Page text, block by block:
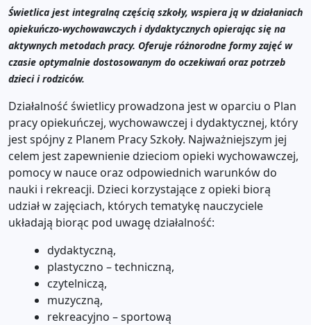
Świetlica jest integralną częścią szkoły, wspiera ją w działaniach
opiekuńczo-wychowawczych i dydaktycznych opierając się na
aktywnych metodach pracy. Oferuje różnorodne formy zajęć w
czasie optymalnie dostosowanym do oczekiwań oraz potrzeb
dzieci i rodziców.
Działalność świetlicy prowadzona jest w oparciu o Plan
pracy opiekuńczej, wychowawczej i dydaktycznej, który
jest spójny z Planem Pracy Szkoły. Najważniejszym jej
celem jest zapewnienie dzieciom opieki wychowawczej,
pomocy w nauce oraz odpowiednich warunków do
nauki i rekreacji. Dzieci korzystające z opieki biorą
udział w zajęciach, których tematykę nauczyciele
układają biorąc pod uwagę działalność:
dydaktyczną,
plastyczno – techniczną,
czytelniczą,
muzyczną,
rekreacyjno – sportową